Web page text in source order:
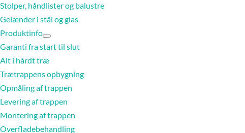
Stolper, håndlister og balustre
Gelænder i stål og glas
Produktinfo
Garanti fra start til slut
Alt i hårdt træ
Trætrappens opbygning
Opmåling af trappen
Levering af trappen
Montering af trappen
Overfladebehandling